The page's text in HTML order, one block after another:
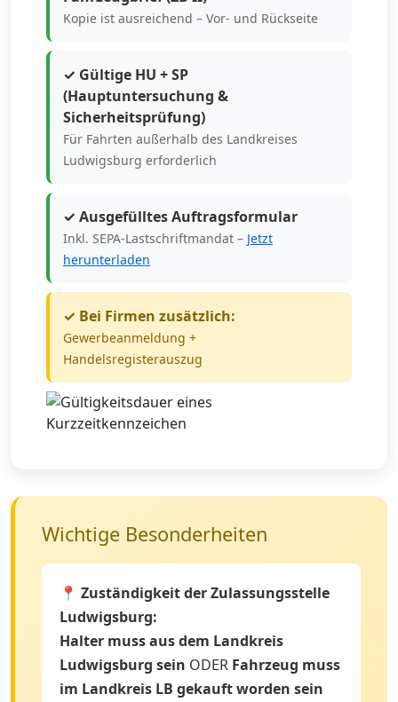
Kopie ist ausreichend – Vor- und Rückseite
✓ Gültige HU + SP
(Hauptuntersuchung &
Sicherheitsprüfung)
Für Fahrten außerhalb des Landkreises
Ludwigsburg erforderlich
✓ Ausgefülltes Auftragsformular
Inkl. SEPA-Lastschriftmandat – Jetzt
herunterladen
✓ Bei Firmen zusätzlich:
Gewerbeanmeldung +
Handelsregisterauszug
Wichtige Besonderheiten
📍 Zuständigkeit der Zulassungsstelle
Ludwigsburg:
Halter muss aus dem Landkreis
Ludwigsburg sein ODER Fahrzeug muss
im Landkreis LB gekauft worden sein